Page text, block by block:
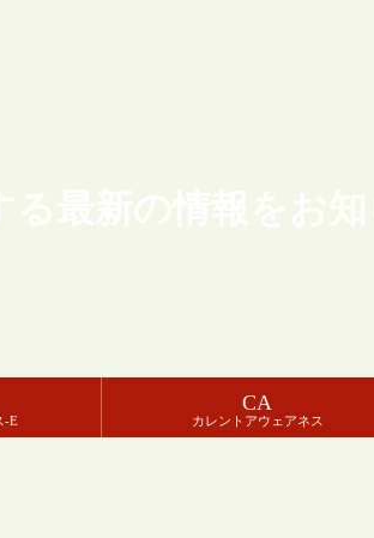
る最新の情報をお
-E
CA
カレントアウェアネス